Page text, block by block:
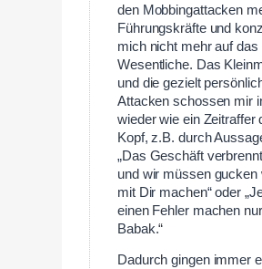
den Mobbingattacken
Führungskräfte und
mich nicht mehr auf das
Wesentliche. Das
und die gezielt
Attacken schossen mir
wieder wie ein Zeitraffer
Kopf, z.B. durch
„Das Geschäft
und wir müssen gucken
mit Dir machen“ oder
einen Fehler machen
Babak.“
Dadurch gingen immer